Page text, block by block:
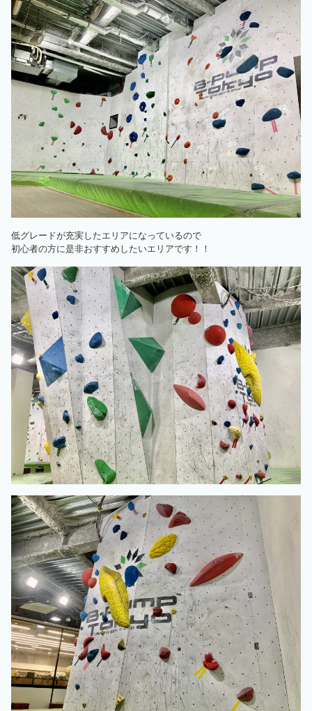
低グレードが充実したエリアになっているので
初心者の方に是非おすすめしたいエリアです！！